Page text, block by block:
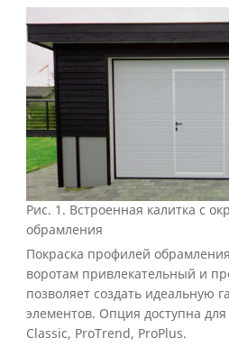
Рис. 1. Встроенная калитка с
обрамления
Покраска профилей
воротам привлекательный и
позволяет создать идеальную
элементов. Опция доступна
Classic, ProTrend, ProPlus.